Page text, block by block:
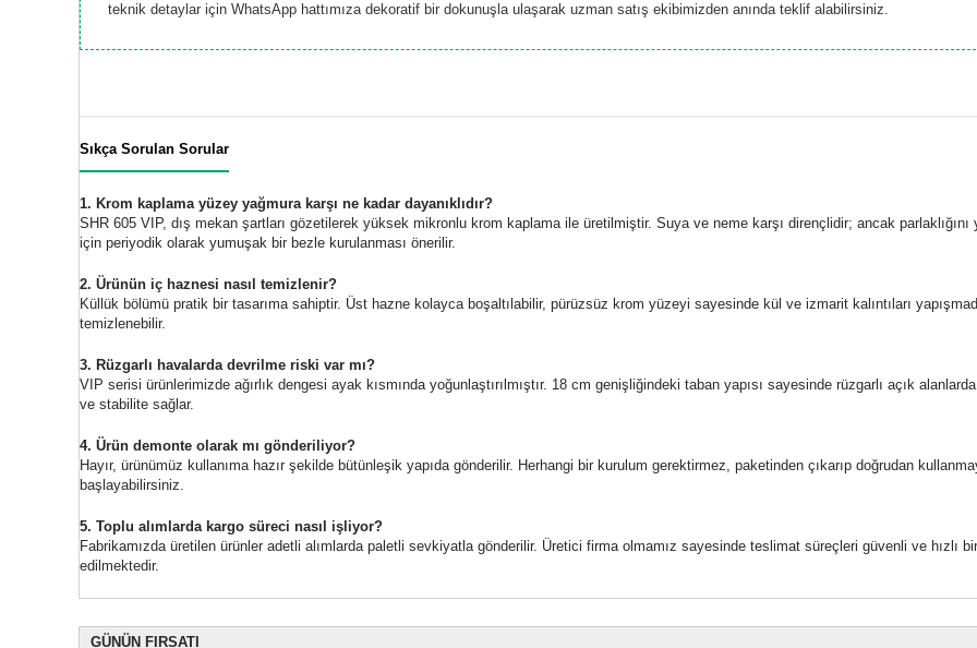
teknik detaylar için WhatsApp hattımıza dekoratif bir dokunuşla ulaşarak uzman satış ekibimizden anında teklif alabilirsiniz.
Sıkça Sorulan Sorular
1. Krom kaplama yüzey yağmura karşı ne kadar dayanıklıdır?
SHR 605 VIP, dış mekan şartları gözetilerek yüksek mikronlu krom kaplama ile üretilmiştir. Suya ve neme karşı dirençlidir; ancak parlaklığını
için periyodik olarak yumuşak bir bezle kurulanması önerilir.
2. Ürünün iç haznesi nasıl temizlenir?
Küllük bölümü pratik bir tasarıma sahiptir. Üst hazne kolayca boşaltılabilir, pürüzsüz krom yüzeyi sayesinde kül ve izmarit kalıntıları
temizlenebilir.
3. Rüzgarlı havalarda devrilme riski var mı?
VIP serisi ürünlerimizde ağırlık dengesi ayak kısmında yoğunlaştırılmıştır. 18 cm genişliğindeki taban yapısı sayesinde rüzgarlı açık
ve stabilite sağlar.
4. Ürün demonte olarak mı gönderiliyor?
Hayır, ürünümüz kullanıma hazır şekilde bütünleşik yapıda gönderilir. Herhangi bir kurulum gerektirmez, paketinden çıkarıp doğrudan
başlayabilirsiniz.
5. Toplu alımlarda kargo süreci nasıl işliyor?
Fabrikamızda üretilen ürünler adetli alımlarda paletli sevkiyatla gönderilir. Üretici firma olmamız sayesinde teslimat süreçleri güvenli ve hızlı
edilmektedir.
GÜNÜN FIRSATI